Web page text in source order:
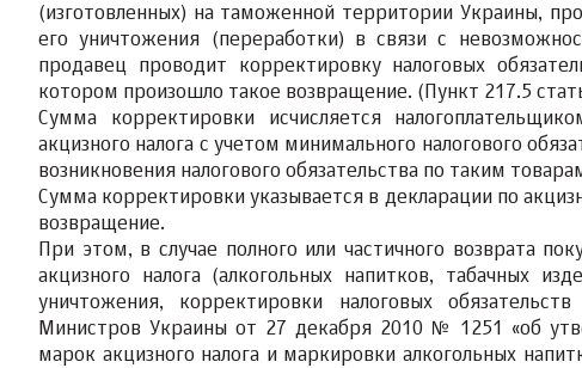
(изготовленных) на таможенной территории Украины,
его уничтожения (переработки) в связи с
продавец проводит корректировку налоговых
котором произошло такое возвращение. (Пункт 217.5
Сумма корректировки исчисляется
акцизного налога с учетом минимального налогового
возникновения налогового обязательства по таким
Сумма корректировки указывается в декларации по
возвращение.
При этом, в случае полного или частичного возврата
акцизного налога (алкогольных напитков, табачных
уничтожения, корректировки налоговых
Министров Украины от 27 декабря 2010 № 1251 «об
марок акцизного налога и маркировки алкогольных